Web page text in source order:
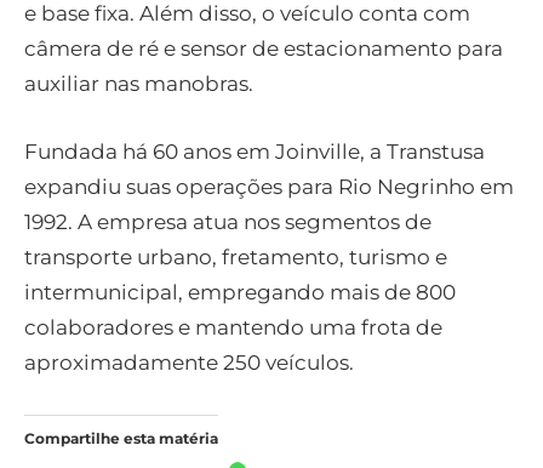
e base fixa. Além disso, o veículo conta com
câmera de ré e sensor de estacionamento para
auxiliar nas manobras.
Fundada há 60 anos em Joinville, a Transtusa
expandiu suas operações para Rio Negrinho em
1992. A empresa atua nos segmentos de
transporte urbano, fretamento, turismo e
intermunicipal, empregando mais de 800
colaboradores e mantendo uma frota de
aproximadamente 250 veículos.
Compartilhe esta matéria